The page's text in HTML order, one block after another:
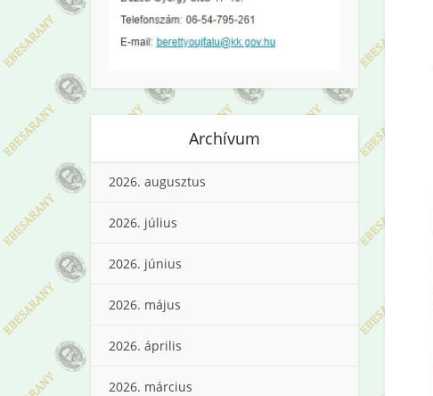
Archívum
2026. augusztus
2026. július
2026. június
2026. május
2026. április
2026. március